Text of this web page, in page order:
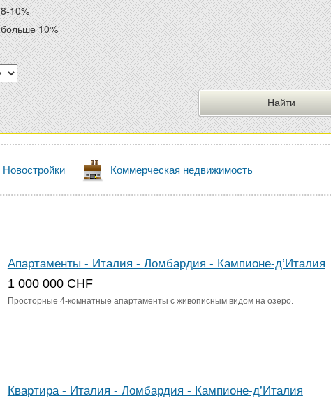
8-10%
больше 10%
Новостройки Коммерческая недвижимость
Апартаменты - Италия - Ломбардия - Кампионе-д’Италия
1 000 000 CHF
Просторные 4-комнатные апартаменты с живописным видом на озеро.
Квартира - Италия - Ломбардия - Кампионе-д’Италия